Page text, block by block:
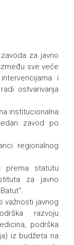
za javno
sve veće
i
ostvarivanja
institucionalna
zavod po
regionalnog
prema statutu
za javno
važnosti javnog
razvoju
podrška
iz budžeta na